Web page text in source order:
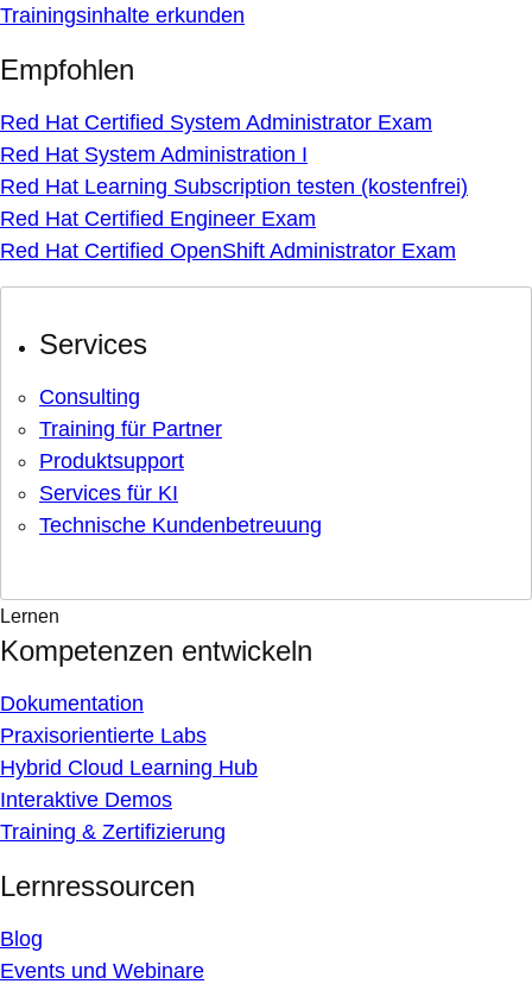
Trainingsinhalte erkunden
Empfohlen
Red Hat Certified System Administrator Exam
Red Hat System Administration I
Red Hat Learning Subscription testen (kostenfrei)
Red Hat Certified Engineer Exam
Red Hat Certified OpenShift Administrator Exam
Services
Consulting
Training für Partner
Produktsupport
Services für KI
Technische Kundenbetreuung
Lernen
Kompetenzen entwickeln
Dokumentation
Praxisorientierte Labs
Hybrid Cloud Learning Hub
Interaktive Demos
Training & Zertifizierung
Lernressourcen
Blog
Events und Webinare